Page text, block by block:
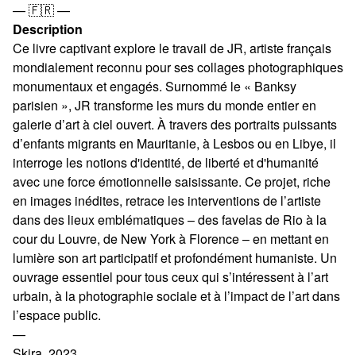
— 🇫🇷 —
Description
Ce livre captivant explore le travail de JR, artiste français
mondialement reconnu pour ses collages photographiques
monumentaux et engagés. Surnommé le « Banksy
parisien », JR transforme les murs du monde entier en
galerie d’art à ciel ouvert. À travers des portraits puissants
d’enfants migrants en Mauritanie, à Lesbos ou en Libye, il
interroge les notions d'identité, de liberté et d'humanité
avec une force émotionnelle saisissante. Ce projet, riche
en images inédites, retrace les interventions de l’artiste
dans des lieux emblématiques – des favelas de Rio à la
cour du Louvre, de New York à Florence – en mettant en
lumière son art participatif et profondément humaniste. Un
ouvrage essentiel pour tous ceux qui s’intéressent à l’art
urbain, à la photographie sociale et à l’impact de l’art dans
l’espace public.
—